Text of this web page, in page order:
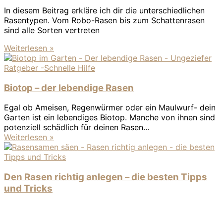
In diesem Beitrag erkläre ich dir die unterschiedlichen
Rasentypen. Vom Robo-Rasen bis zum Schattenrasen
sind alle Sorten vertreten
Weiterlesen »
Biotop – der lebendige Rasen
Egal ob Ameisen, Regenwürmer oder ein Maulwurf- dein
Garten ist ein lebendiges Biotop. Manche von ihnen sind
potenziell schädlich für deinen Rasen…
Weiterlesen »
Den Rasen richtig anlegen – die besten Tipps
und Tricks